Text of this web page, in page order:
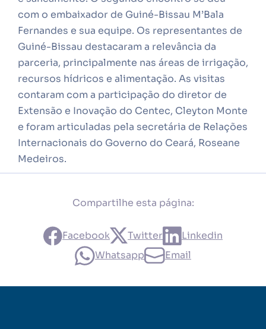
com o embaixador de Guiné-Bissau M’Bala
Fernandes e sua equipe. Os representantes de
Guiné-Bissau destacaram a relevância da
parceria, principalmente nas áreas de irrigação,
recursos hídricos e alimentação. As visitas
contaram com a participação do diretor de
Extensão e Inovação do Centec, Cleyton Monte
e foram articuladas pela secretária de Relações
Internacionais do Governo do Ceará, Roseane
Medeiros.
Compartilhe esta página:
Facebook Twitter
Linkedin
Whatsapp
Email